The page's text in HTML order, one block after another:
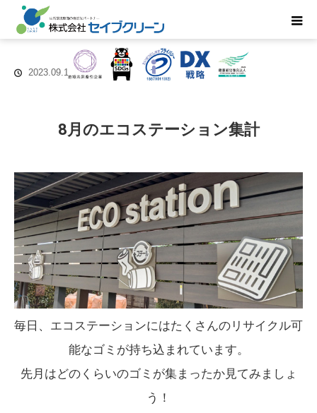
2023.09.12
8月のエコステーション集計
毎日、エコステーションにはたくさんのリサイクル可
能なゴミが持ち込まれています。
先月はどのくらいのゴミが集まったか見てみましょ
う！